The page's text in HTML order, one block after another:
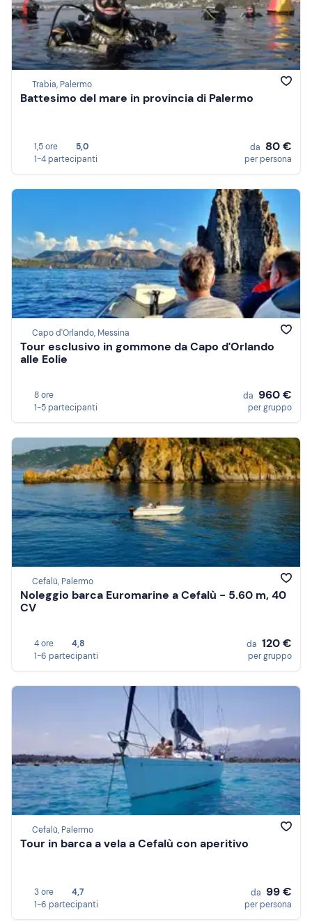
Trabia, Palermo
Battesimo del mare in provincia di Palermo
1,5 ore
5,0
1-4 partecipanti
da 80 €
per persona
Capo d'Orlando, Messina
Tour esclusivo in gommone da Capo d'Orlando
alle Eolie
8 ore
1-5 partecipanti
da 960 €
per gruppo
Cefalù, Palermo
Noleggio barca Euromarine a Cefalù - 5.60 m, 40
CV
4 ore
4,8
1-6 partecipanti
da 120 €
per gruppo
Cefalù, Palermo
Tour in barca a vela a Cefalù con aperitivo
3 ore
4,7
1-6 partecipanti
da 99 €
per persona